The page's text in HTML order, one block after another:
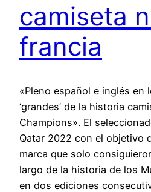
camiseta
francia
«Pleno español e inglés en
‘grandes’ de la historia
Champions». El
Qatar 2022 con el objetivo
marca que solo
largo de la historia de los
en dos ediciones